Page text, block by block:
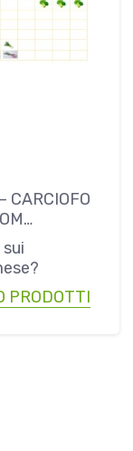
CARCIOFO
PRODOTTI